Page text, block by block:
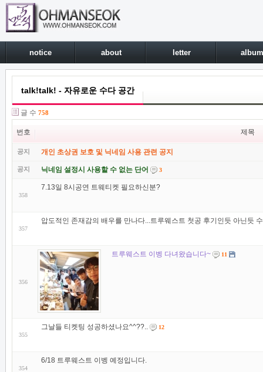
notice about letter album
talk!talk! - 자유로운 수다 공간
글 수 758
번호 제목
공지 개인 초상권 보호 및 닉네임 사용 관련 공지
공지 닉네임 설정시 사용할 수 없는 단어 3
358
7.13일 8시공연 트웨티켓 필요하신분?
357
압도적인 존재감의 배우를 만나다...트루웨스트 첫공 후기인듯 아닌듯
356
트루웨스트 이벵 다녀왔습니다~ 11
355
그날들 티켓팅 성공하셨나요^^??.. 12
354
6/18 트루웨스트 이벵 예정입니다.